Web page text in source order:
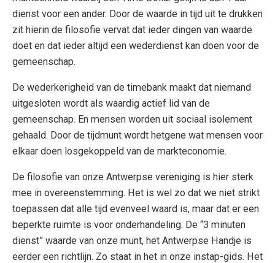
dienst voor een ander. Door de waarde in tijd uit te drukken
zit hierin de filosofie vervat dat ieder dingen van waarde
doet en dat ieder altijd een wederdienst kan doen voor de
gemeenschap.
De wederkerigheid van de timebank maakt dat niemand
uitgesloten wordt als waardig actief lid van de
gemeenschap. En mensen worden uit sociaal isolement
gehaald. Door de tijdmunt wordt hetgene wat mensen voor
elkaar doen losgekoppeld van de markteconomie.
De filosofie van onze Antwerpse vereniging is hier sterk
mee in overeenstemming. Het is wel zo dat we niet strikt
toepassen dat alle tijd evenveel waard is, maar dat er een
beperkte ruimte is voor onderhandeling. De “3 minuten
dienst” waarde van onze munt, het Antwerpse Handje is
eerder een richtlijn. Zo staat in het in onze instap-gids. Het